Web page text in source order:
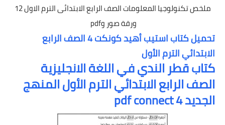
ملخص تكنولوجيا المعلومات الصف الرابع الابتدائى الترم الاول 12
ورقة صور وpdf
تحميل كتاب استيب أهيد كونكت 4 الصف الرابع
الابتدائي الترم الأول
كتاب قطر الندي في اللغة الانجليزية
الصف الرابع الابتدائي الترم الأول المنهج
الجديد pdf connect 4